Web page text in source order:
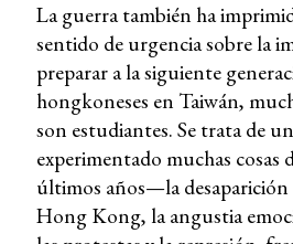
La guerra también ha
sentido de urgencia sobre la
preparar a la siguiente
hongkoneses en Taiwán,
son estudiantes. Se trata de
experimentado muchas
últimos años—la desaparición
Hong Kong, la angustia